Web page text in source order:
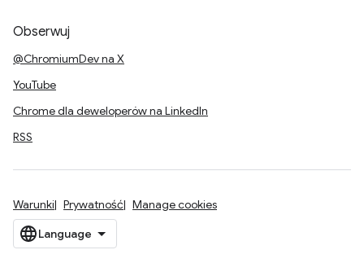
Obserwuj
@ChromiumDev na X
YouTube
Chrome dla deweloperów na LinkedIn
RSS
Warunki Prywatność Manage cookies